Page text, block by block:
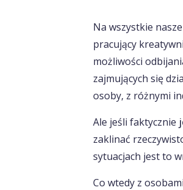
Na wszystkie
pracujący
możliwości
zajmujących się
osoby, z różnymi
Ale jeśli faktycznie
zaklinać
sytuacjach jest to
Co wtedy z